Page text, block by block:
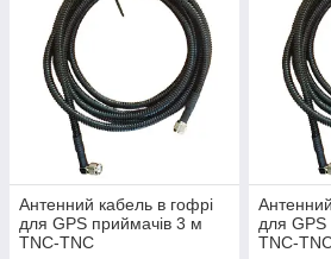
Антенний кабель в гофрі
для GPS приймачів 3 м
TNC-TNC
для GPS
TNC-